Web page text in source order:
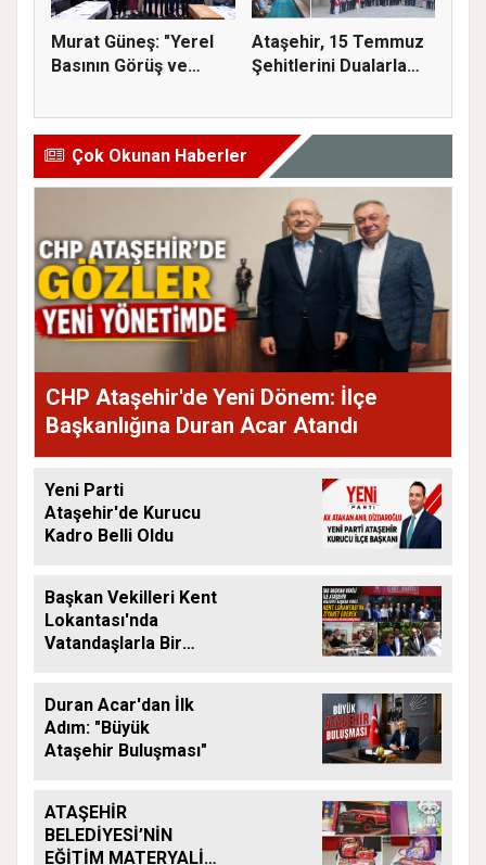
Murat Güneş: "Yerel
Basının Görüş ve
Ataşehir, 15 Temmuz
Şehitlerini Dualarla
Çok Okunan Haberler
CHP Ataşehir'de Yeni Dönem: İlçe
Başkanlığına Duran Acar Atandı
Yeni Parti
Ataşehir'de Kurucu
Kadro Belli Oldu
Başkan Vekilleri Kent
Lokantası'nda
Vatandaşlarla Bir
Duran Acar'dan İlk
Adım: "Büyük
Ataşehir Buluşması"
ATAŞEHİR
BELEDİYESİ’NİN
EĞİTİM MATERYALİ